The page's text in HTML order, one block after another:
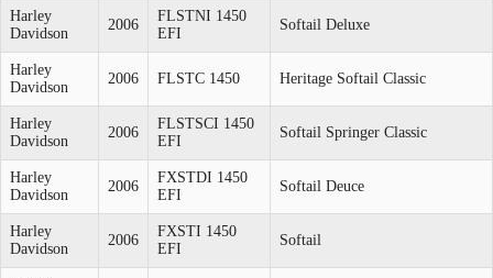
Harley
Davidson
2006
FLSTNI 1450
EFI
Softail Deluxe
Harley
Davidson
2006 FLSTC 1450 Heritage Softail Classic
Harley
Davidson
2006
FLSTSCI 1450
EFI
Softail Springer Classic
Harley
Davidson
2006
FXSTDI 1450
EFI
Softail Deuce
Harley
Davidson
2006
FXSTI 1450
EFI
Softail